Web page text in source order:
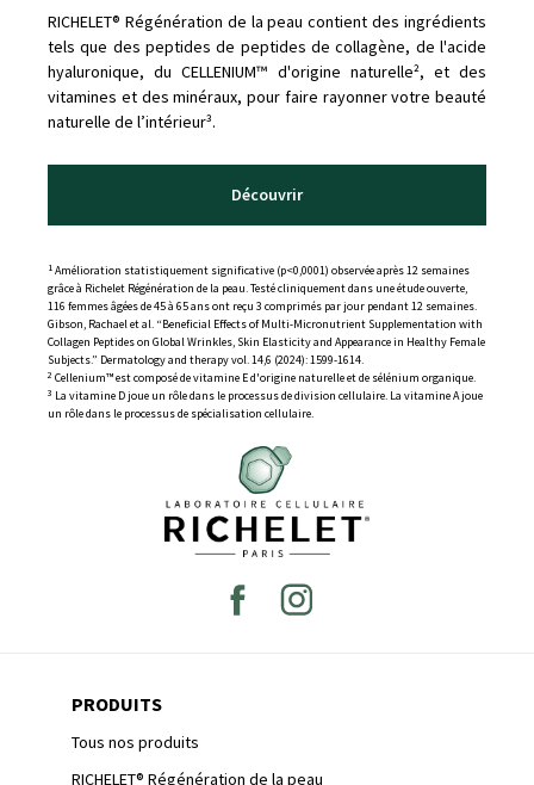
RICHELET® Régénération de la peau contient des ingrédients
tels que des peptides de peptides de collagène, de l'acide
hyaluronique, du CELLENIUM™ d'origine naturelle², et des
vitamines et des minéraux, pour faire rayonner votre beauté
naturelle de l’intérieur³.
Découvrir
1 Amélioration statistiquement significative (p<0,0001) observée après 12 semaines
grâce à Richelet Régénération de la peau. Testé cliniquement dans une étude ouverte,
116 femmes âgées de 45 à 65 ans ont reçu 3 comprimés par jour pendant 12 semaines.
Gibson, Rachael et al. “Beneficial Effects of Multi-Micronutrient Supplementation with
Collagen Peptides on Global Wrinkles, Skin Elasticity and Appearance in Healthy Female
Subjects.” Dermatology and therapy vol. 14,6 (2024): 1599-1614.
2 Cellenium™ est composé de vitamine E d'origine naturelle et de sélénium organique.
3 La vitamine D joue un rôle dans le processus de division cellulaire. La vitamine A joue
un rôle dans le processus de spécialisation cellulaire.
PRODUITS
Tous nos produits
RICHELET® Régénération de la peau